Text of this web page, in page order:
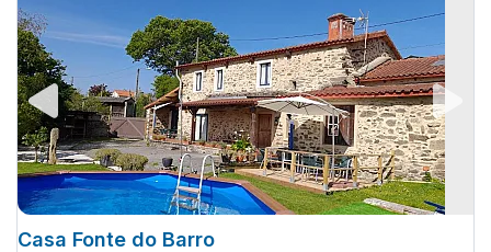
Casa Fonte do Barro